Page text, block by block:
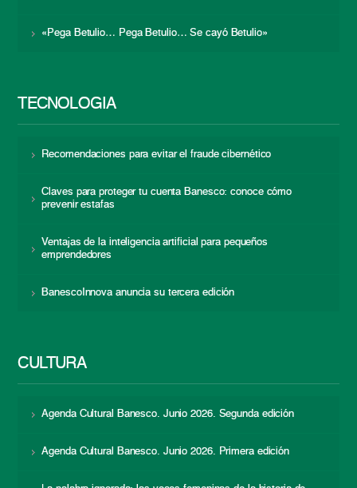
«Pega Betulio… Pega Betulio… Se cayó Betulio»
TECNOLOGÍA
Recomendaciones para evitar el fraude cibernético
Claves para proteger tu cuenta Banesco: conoce cómo
prevenir estafas
Ventajas de la inteligencia artificial para pequeños
emprendedores
BanescoInnova anuncia su tercera edición
CULTURA
Agenda Cultural Banesco. Junio 2026. Segunda edición
Agenda Cultural Banesco. Junio 2026. Primera edición